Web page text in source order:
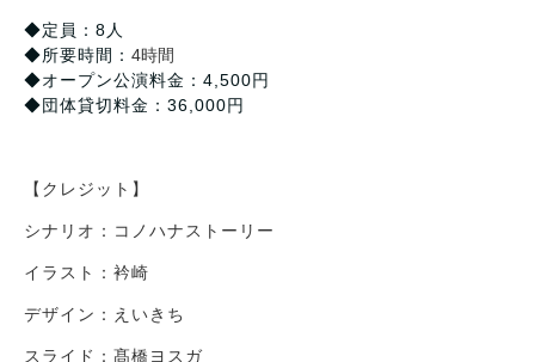
◆定員：8人
◆所要時間： 4時間
◆オープン公演料金：4,500円
◆団体貸切料金：36,000円
【クレジット】
シナリオ：コノハナストーリー
イラスト：衿崎
デザイン：えいきち
スライド：髙橋ヨスガ